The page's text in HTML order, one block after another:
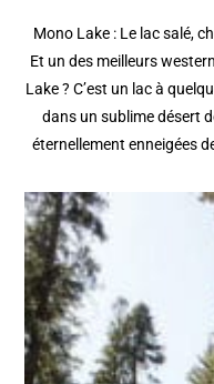
Mono Lake : Le lac salé,
Et un des meilleurs
Lake ? C’est un lac à
dans un sublime désert
éternellement enneigées